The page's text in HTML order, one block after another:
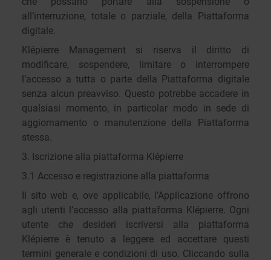
all’interruzione, totale o parziale, della Piattaforma
digitale.
Klépierre Management si riserva il diritto di
modificare, sospendere, limitare o interrompere
l’accesso a tutta o parte della Piattaforma digitale
senza alcun preavviso. Questo potrebbe accadere in
qualsiasi momento, in particolar modo in sede di
aggiornamento o manutenzione della Piattaforma
stessa.
3. Iscrizione alla piattaforma Klépierre
3.1 Accesso e registrazione alla piattaforma
Il sito web e, ove applicabile, l’Applicazione offrono
agli utenti l’accesso alla piattaforma Klépierre. Ogni
utente che desideri iscriversi alla piattaforma
Klépierre è tenuto a leggere ed accettare questi
termini generale e condizioni di uso. Cliccando sulla